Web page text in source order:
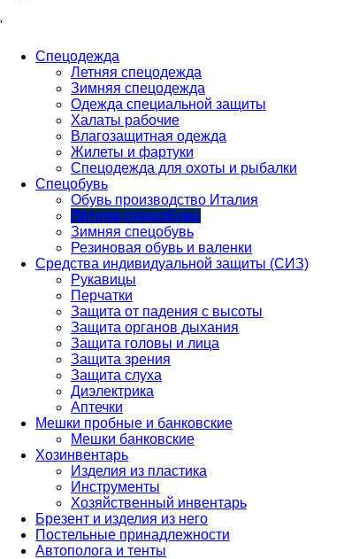
'
Спецодежда
Летняя спецодежда
Зимняя спецодежда
Одежда специальной защиты
Халаты рабочие
Влагозащитная одежда
Жилеты и фартуки
Спецодежда для охоты и рыбалки
Спецобувь
Обувь производство Италия
Летняя спецобувь
Зимняя спецобувь
Резиновая обувь и валенки
Средства индивидуальной защиты (СИЗ)
Рукавицы
Перчатки
Защита от падения с высоты
Защита органов дыхания
Защита головы и лица
Защита зрения
Защита слуха
Диэлектрика
Аптечки
Мешки пробные и банковские
Мешки банковские
Хозинвентарь
Изделия из пластика
Инструменты
Хозяйственный инвентарь
Брезент и изделия из него
Постельные принадлежности
Автополога и тенты